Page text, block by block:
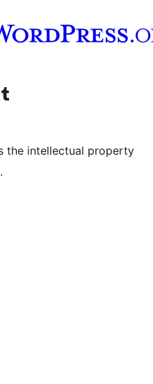
અમારા Tumblr એકાઉન્ટની મુલાકાત લો
the intellectual property